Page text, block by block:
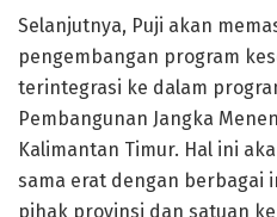
Selanjutnya, Puji akan
pengembangan program
terintegrasi ke dalam
Pembangunan Jangka
Kalimantan Timur. Hal ini
sama erat dengan berbagai
pihak provinsi dan satuan